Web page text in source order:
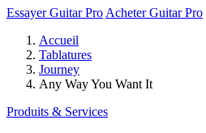
Essayer Guitar Pro Acheter Guitar Pro
Accueil
Tablatures
Journey
Any Way You Want It
Produits & Services